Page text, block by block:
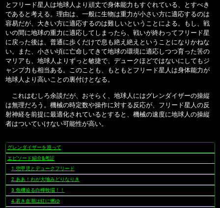
とフリード星人は地球人より頑丈で身体能力もすぐれている、とすべき
であると考える。理由は、一般に生物は重力が小さい方に適応するのは
容易だが、大きい方に適応するのは難しいということによる。もし、戦
いの間に地球の重力に適応してしまったら、戦いが終わってフリード星
に戻った後は、普通に歩くだけで息も絶え絶えということになりかねな
い。また、小さい頃に亡命してきて地球の環境に適応しつつ育った筈の
マリアも、地球人よりずっと敏捷で、デュークほどではないにしてもジ
ャンプ力も相当ある。このことも、もともとフリード星人は身体能力が
地球人より高いことの裏付けとなる。
これはむしろ余談だが、おそらく、地球人にはグレンダイザーの操縦
は無理だろう。機械の時定数や操作に対する反応が、フリード星人の反
射神経を前提に最適化されているとすると、機械の速度に地球人の操縦
者はついていけない可能性が高い。
ナ
ビ
ゲ
シ
ョ
ン
グレンダイザーを巡って
エピソード紹介&考証
1.兜甲児とデュークフリード
2.ああ！わが大地みどりなりき
3.危機迫る白樺牧場！！
4.若き血潮は紅に燃ゆ